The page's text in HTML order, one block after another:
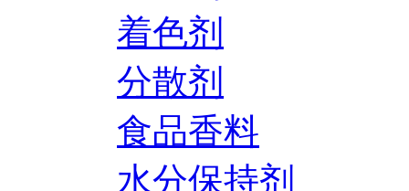
着色剂
分散剂
食品香料
水分保持剂